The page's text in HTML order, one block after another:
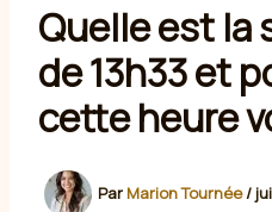
Quelle est
de 13h33 et
cette heure
Par Marion Tournée/